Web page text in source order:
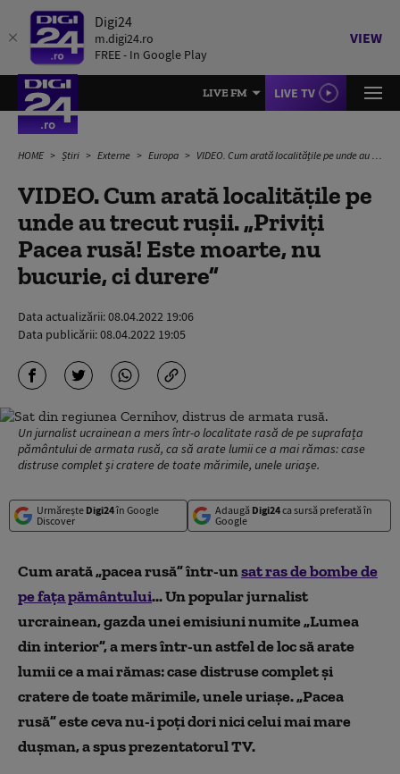
Digi24
m.digi24.ro
FREE - In Google Play
VIEW
LIVE FM LIVE TV
HOME Știri Externe Europa VIDEO. Cum arată localitățile pe unde au trecut rușii. „Priviți Pacea rusă! Este moarte, nu bucurie, ci durere”
VIDEO. Cum arată localitățile pe
unde au trecut rușii. „Priviți
Pacea rusă! Este moarte, nu
bucurie, ci durere”
Data actualizării:08.04.2022 19:06
Data publicării:08.04.2022 19:05
Un jurnalist ucrainean a mers într-o localitate rasă de pe suprafața
pământului de armata rusă, ca să arate lumii ce a mai rămas: case
distruse complet și cratere de toate mărimile, unele uriașe.
Urmărește Digi24în Google
Discover
Adaugă Digi24ca sursă preferată în
Google
Cum arată „pacea rusă” într-unsat ras de bombe de
pe fața pământului...Un popular jurnalist
urcrainean, gazda unei emisiuni numite „Lumea
din interior”,a mersîntr-un astfel de loc să arate
lumii ce a mai rămas: case distruse complet și
cratere de toate mărimile, unele uriașe. „Pacea
rusă” este ceva nu-i poți dori nici celui mai mare
dușman, a spus prezentatorul TV.